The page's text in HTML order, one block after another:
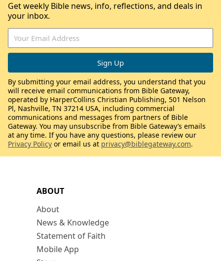
ABOUT
About
News & Knowledge
Statement of Faith
Mobile App
Get weekly Bible news, info, reflections, and deals in
your inbox.
By submitting your email address, you understand that you
will receive email communications from Bible Gateway,
operated by HarperCollins Christian Publishing, 501 Nelson
Pl, Nashville, TN 37214 USA, including commercial
communications and messages from partners of Bible
Gateway. You may unsubscribe from Bible Gateway’s emails
at any time. If you have any questions, please review our
Privacy Policy or email us at privacy@biblegateway.com.